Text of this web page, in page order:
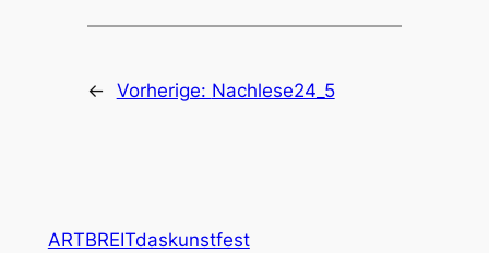
← Vorherige: Nachlese24_5
ARTBREITdaskunstfest